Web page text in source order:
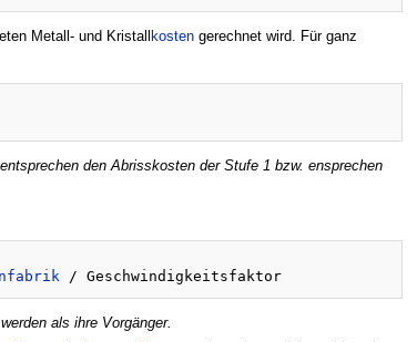
Metall- und Kristall kostengerechnet wird. Für ganz
den Abrisskosten der Stufe 1 bzw. ensprechen
als ihre Vorgänger.